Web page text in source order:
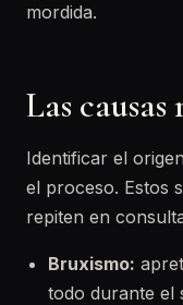
mordida.
Las causas
Identificar el
el proceso. Estos
repiten en
Bruxismo:
todo durante el